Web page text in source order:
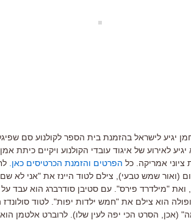
יגיע לישראל בהזמנת בית הספר לקולנוע סם
לאירוע של איגוד עובדי הקולנוע ויקיים כיתת
הפרטים והזמנת הכרטיסים כאן.
(ואור שמש טבעי), צילם לטוד היינז את "אני לא
"מילדרד פירס". עם סטיבן סודרברג הוא עבד על
הוא צילם את "חמש ילדות יפות". לטוד
(אכן, הסרט הכי יפה לעין שלו). לרוברט אלטמן